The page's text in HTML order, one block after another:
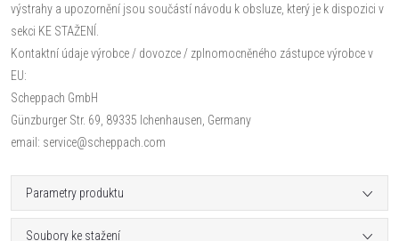
výstrahy a upozornění jsou součástí návodu k obsluze, který je k dispozici v
sekci KE STAŽENÍ.
Kontaktní údaje výrobce / dovozce / zplnomocněného zástupce výrobce v
EU:
Scheppach GmbH
Günzburger Str. 69, 89335 Ichenhausen, Germany
email: service@scheppach.com
Parametry produktu
Soubory ke stažení